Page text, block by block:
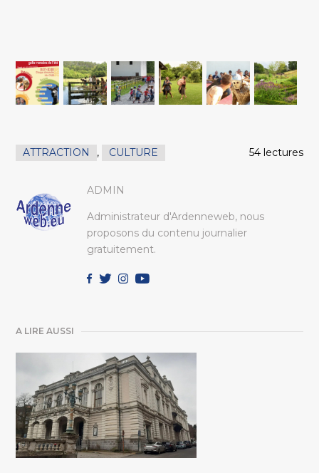
ATTRACTION , CULTURE 54 lectures
ADMIN
Administrateur d'Ardenneweb, nous
proposons du contenu journalier
gratuitement.
A LIRE AUSSI